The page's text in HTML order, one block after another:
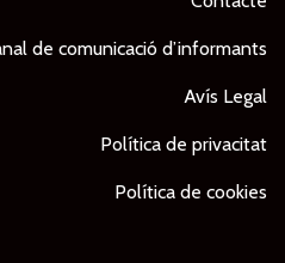
de comunicació d’informants
Avís Legal
Política de privacitat
Política de cookies